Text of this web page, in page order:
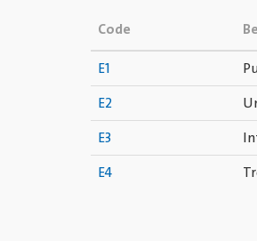
Code
E1
E2
E3
E4